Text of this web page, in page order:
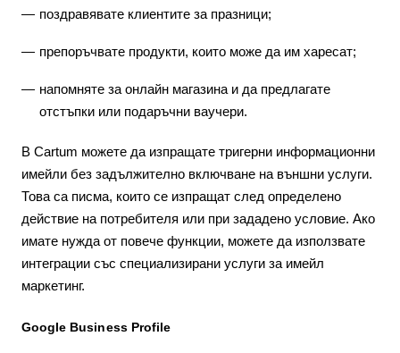
поздравявате клиентите за празници;
препоръчвате продукти, които може да им харесат;
напомняте за онлайн магазина и да предлагате
отстъпки или подаръчни ваучери.
В Cartum можете да изпращате тригерни информационни
имейли без задължително включване на външни услуги.
Това са писма, които се изпращат след определено
действие на потребителя или при зададено условие. Ако
имате нужда от повече функции, можете да използвате
интеграции със специализирани услуги за имейл
маркетинг.
Google Business Profile